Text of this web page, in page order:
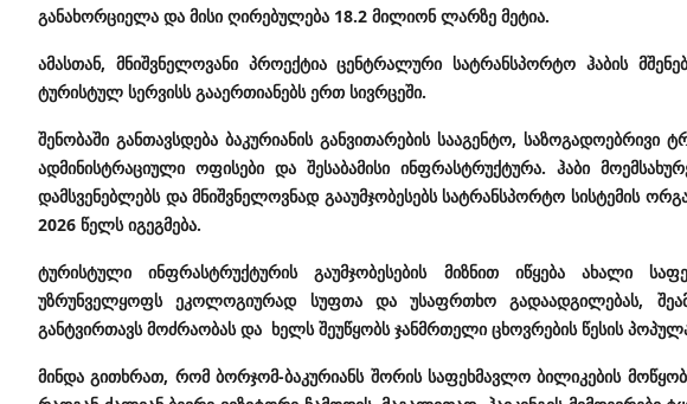
განახორციელა და მისი ღირებულება 18.2 მილიონ ლარზე მეტია.
ამასთან, მნიშვნელოვანი პროექტია ცენტრალური სატრანსპორტო ჰაბის
ტურისტულ სერვისს გააერთიანებს ერთ სივრცეში.
შენობაში განთავსდება ბაკურიანის განვითარების სააგენტო, საზოგადოებრივი
ადმინისტრაციული ოფისები და შესაბამისი ინფრასტრუქტურა. ჰაბი
დამსვენებლებს და მნიშვნელოვნად გააუმჯობესებს სატრანსპორტო სისტემის
2026 წელს იგეგმება.
ტურისტული ინფრასტრუქტურის გაუმჯობესების მიზნით იწყება ახალი
უზრუნველყოფს ეკოლოგიურად სუფთა და უსაფრთხო გადაადგილებას,
განტვირთავს მოძრაობას და ხელს შეუწყობს ჯანმრთელი ცხოვრების წესის
მინდა გითხრათ, რომ ბორჯომ-ბაკურიანს შორის საფეხმავლო ბილიკების